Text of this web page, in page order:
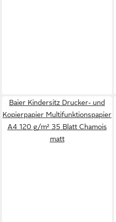
Baier Kindersitz Drucker- und
Kopierpapier Multifunktionspapier
A4 120 g/m² 35 Blatt Chamois
matt